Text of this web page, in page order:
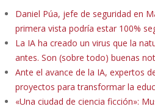
Daniel Púa, jefe de seguridad en
primera vista podría estar 100%
La IA ha creado un virus que la
antes. Son (sobre todo) buenas
Ante el avance de la IA, expertos
proyectos para transformar la
«Una ciudad de ciencia ficción»: